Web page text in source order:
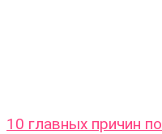
10 главных причин